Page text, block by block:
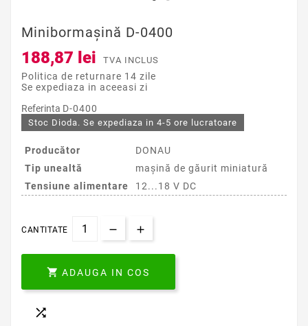
Minibormaşină D-0400
188,87 lei TVA INCLUS
Politica de returnare 14 zile
Se expediaza in aceeasi zi
Referinta D-0400
Stoc Dioda. Se expediaza in 4-5 ore lucratoare
Producător
DONAU
Tip unealtă
maşină de găurit miniatură
Tensiune alimentare
12...18 V DC
CANTITATE
 ADAUGA IN COS
